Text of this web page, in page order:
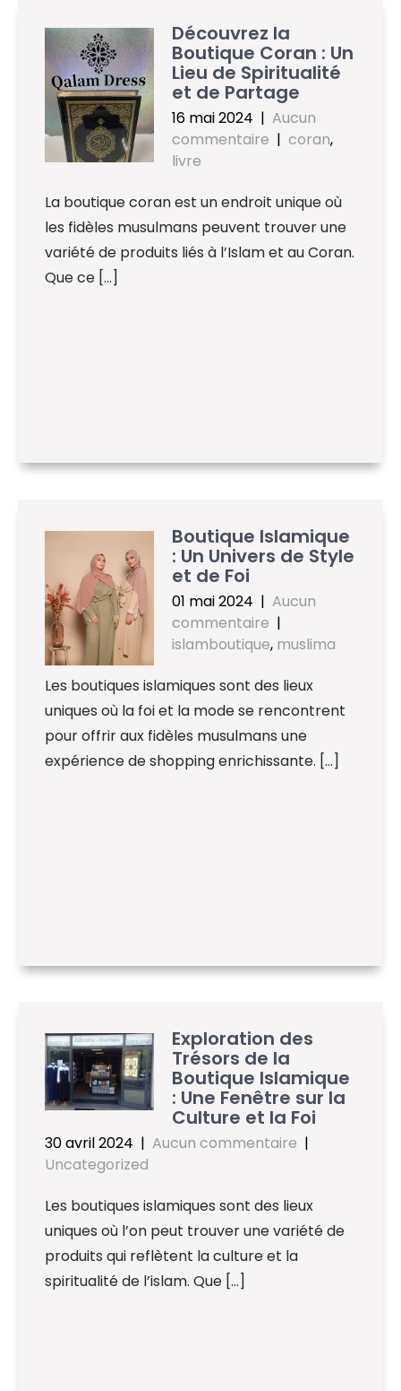
Découvrez la
Boutique Coran : Un
Lieu de Spiritualité
et de Partage
16 mai 2024 | Aucun
commentaire | coran,
livre
La boutique coran est un endroit unique où
les fidèles musulmans peuvent trouver une
variété de produits liés à l’Islam et au Coran.
Que ce […]
Boutique Islamique
: Un Univers de Style
et de Foi
01 mai 2024 | Aucun
commentaire |
islamboutique, muslima
Les boutiques islamiques sont des lieux
uniques où la foi et la mode se rencontrent
pour offrir aux fidèles musulmans une
expérience de shopping enrichissante. […]
Exploration des
Trésors de la
Boutique Islamique
: Une Fenêtre sur la
Culture et la Foi
30 avril 2024 | Aucun commentaire |
Uncategorized
Les boutiques islamiques sont des lieux
uniques où l’on peut trouver une variété de
produits qui reflètent la culture et la
spiritualité de l’islam. Que […]